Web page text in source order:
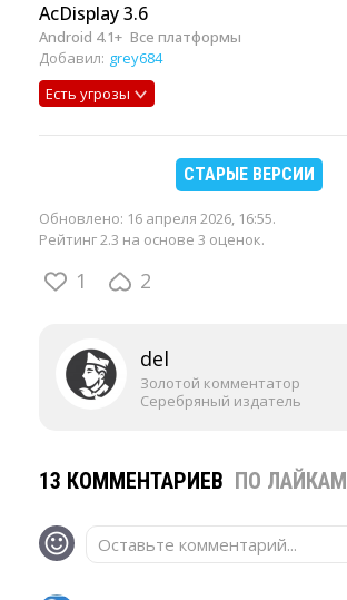
AcDisplay 3.6
Android 4.1+ Все платформы
Добавил: grey684
Есть угрозы
СТАРЫЕ ВЕРСИИ
Обновлено: 16 апреля 2026, 16:55.
Рейтинг 2.3 на основе 3 оценок.
1 2
del
Золотой комментатор
Серебряный издатель
13 КОММЕНТАРИЕВ ПО ЛАЙКАМ
Оставьте комментарий...